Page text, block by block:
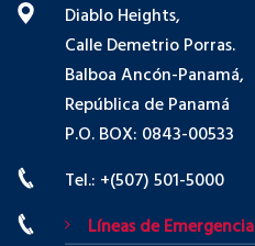
Diablo Heights,
Calle Demetrio Porras.
Balboa Ancón-Panamá,
República de Panamá
P.O. BOX: 0843-00533
Tel.: +(507) 501-5000
Líneas de Emergencia